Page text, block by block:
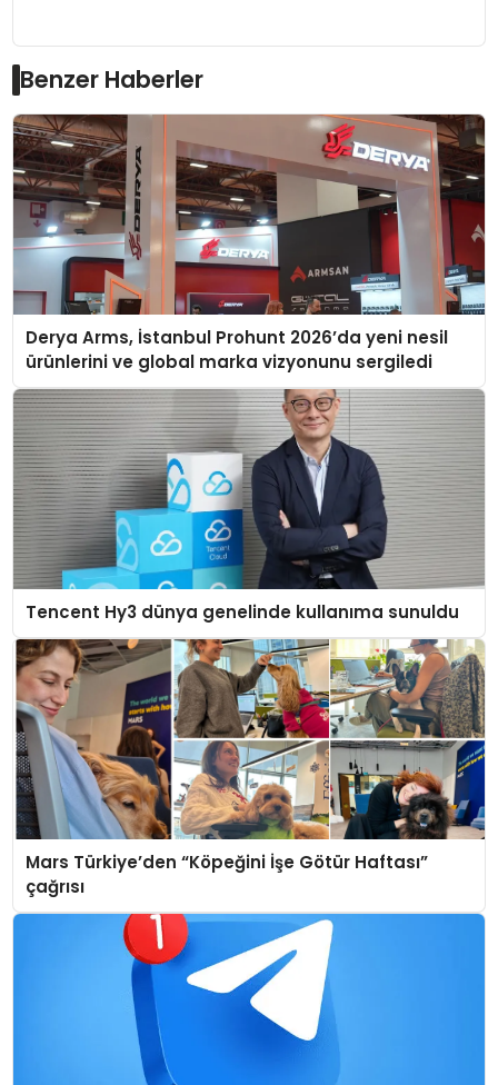
Benzer Haberler
Derya Arms, İstanbul Prohunt 2026’da yeni nesil
ürünlerini ve global marka vizyonunu sergiledi
Tencent Hy3 dünya genelinde kullanıma sunuldu
Mars Türkiye’den “Köpeğini İşe Götür Haftası”
çağrısı